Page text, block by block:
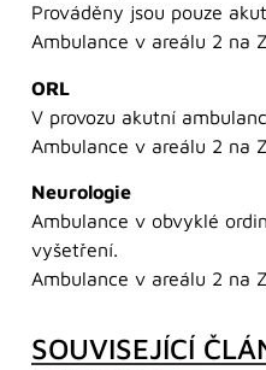
Prováděny jsou pouze
Ambulance v areálu 2 na
ORL
V provozu akutní
Ambulance v areálu 2 na
Neurologie
Ambulance v obvyklé
vyšetření.
Ambulance v areálu 2 na
SOUVISEJÍCÍ